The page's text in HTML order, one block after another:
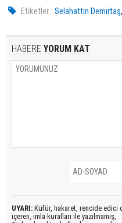
Etiketler : Selahattin Demirtaş
HABERE YORUM KAT
UYARI: Küfür, hakaret, rencide edici
içeren, imla kuralları ile yazılmamış,